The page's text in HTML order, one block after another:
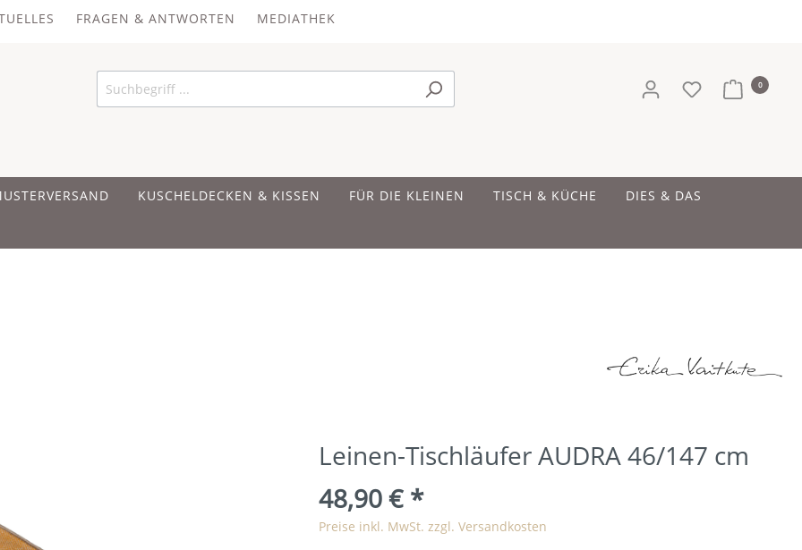
FRAGEN & ANTWORTEN MEDIATHEK
0
KUSCHELDECKEN & KISSEN FÜR DIE KLEINEN TISCH & KÜCHE DIES & DAS
Leinen-Tischläufer AUDRA 46/147 cm
48,90 € *
Preise inkl. MwSt. zzgl. Versandkosten